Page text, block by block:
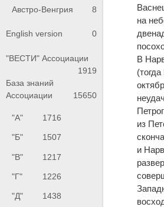
Австро-Венгрия 8
English version 0
"ВЕСТИ" Ассоциации
1919
База знаний
Ассоциации
15650
"А" 1716
"Б" 1507
"В" 1217
"Г" 1226
"Д" 1438
на
В
из
и